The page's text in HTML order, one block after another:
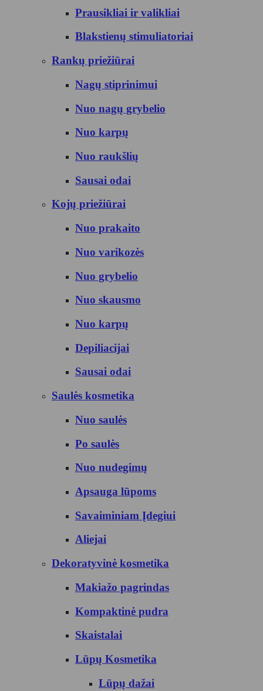
Prausikliai ir valikliai
Blakstienų stimuliatoriai
Rankų priežiūrai
Nagų stiprinimui
Nuo nagų grybelio
Nuo karpų
Nuo raukšlių
Sausai odai
Kojų priežiūrai
Nuo prakaito
Nuo varikozės
Nuo grybelio
Nuo skausmo
Nuo karpų
Depiliacijai
Sausai odai
Saulės kosmetika
Nuo saulės
Po saulės
Nuo nudegimų
Apsauga lūpoms
Savaiminiam Įdegiui
Aliejai
Dekoratyvinė kosmetika
Makiažo pagrindas
Kompaktinė pudra
Skaistalai
Lūpų Kosmetika
Lūpų dažai